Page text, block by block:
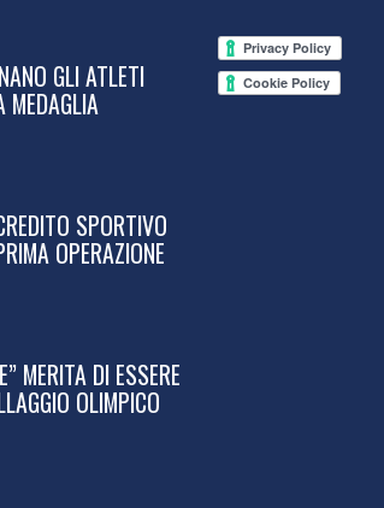
GLI ATLETI
MEDAGLIA
SPORTIVO
OPERAZIONE
MERITA DI ESSERE
OLIMPICO